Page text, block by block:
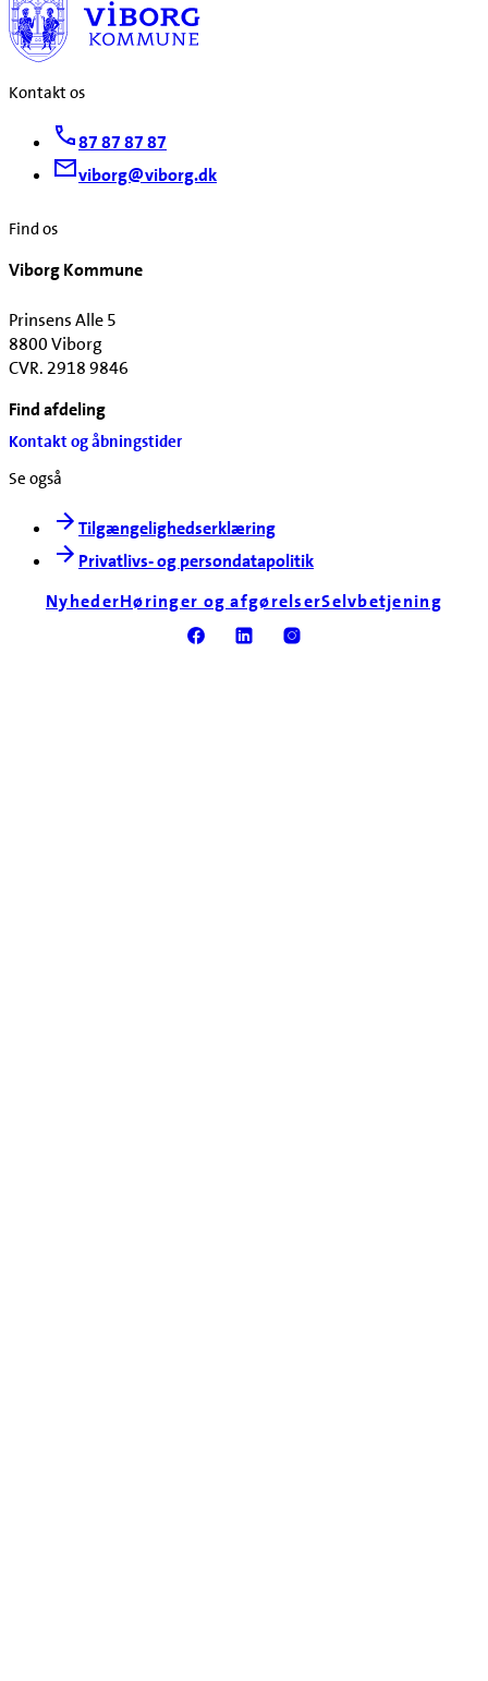
Kontakt os
87 87 87 87
viborg@viborg.dk
Find os
Viborg Kommune
Prinsens Alle 5
8800 Viborg
CVR. 2918 9846
Find afdeling
Kontakt og åbningstider
Se også
Tilgængelighedserklæring
Privatlivs- og persondatapolitik
NyhederHøringer og afgørelserSelvbetjening